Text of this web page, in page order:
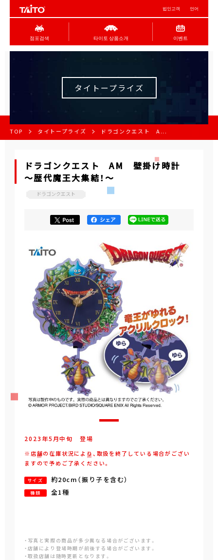
법인고객 언어
점포검색 타이토 상품소개 이벤트
タイトープライズ
TOP タイトープライズ ドラゴンクエスト A...
ドラゴンクエスト AM 壁掛け時計
～歴代魔王大集結！～
ドラゴンクエスト
2023年5 月中旬 登場
※店舗の在庫状況により、取扱を終了している場合がござい
ますので予めご了承ください。
サイズ 約20cm（振り子を含む）
種類 全1種
・写真と実際の商品が多少異なる場合がございます。
・店舗により登場時期が前後する場合がございます。
・取扱店舗は随時更新となります。